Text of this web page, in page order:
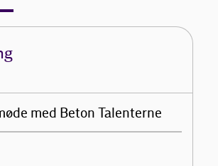
med Beton Talenterne